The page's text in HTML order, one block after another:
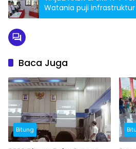
Watania puji
sekolah, namun….
Baca Juga
Bitung